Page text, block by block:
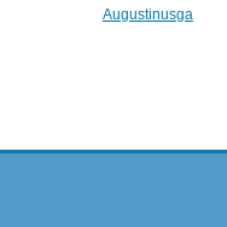
Augustinusga